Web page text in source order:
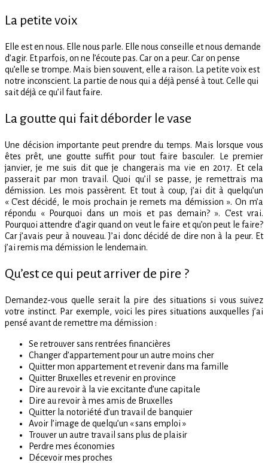
La petite voix
Elle est en nous. Elle nous parle. Elle nous conseille et nous demande
d’agir. Et parfois, on ne l’écoute pas. Car on a peur. Car on pense
qu’elle se trompe. Mais bien souvent, elle a raison. La petite voix est
notre inconscient. La partie de nous qui a déjà pensé à tout. Celle qui
sait déjà ce qu’il faut faire.
La goutte qui fait déborder le vase
Une décision importante peut prendre du temps. Mais lorsque vous
êtes prêt, une goutte suffit pour tout faire basculer. Le premier
janvier, je me suis dit que je changerais ma vie en 2017. Et cela
passerait par mon travail. Quoi qu’il se passe, je remettrais ma
démission. Les mois passèrent. Et tout à coup, j’ai dit à quelqu’un
« C’est décidé, le mois prochain je remets ma démission ». On m’a
répondu « Pourquoi dans un mois et pas demain? ». C’est vrai.
Pourquoi attendre d’agir quand on veut le faire et qu’on peut le faire?
Car j’avais peur à nouveau. J’ai donc décidé de dire non à la peur. Et
j’ai remis ma démission le lendemain.
Qu’est ce qui peut arriver de pire ?
Demandez-vous quelle serait la pire des situations si vous suivez
votre instinct. Par exemple, voici les pires situations auxquelles j’ai
pensé avant de remettre ma démission :
Se retrouver sans rentrées financières
Changer d’appartement pour un autre moins cher
Quitter mon appartement et revenir dans ma famille
Quitter Bruxelles et revenir en province
Dire au revoir à la vie excitante d’une capitale
Dire au revoir à mes amis de Bruxelles
Quitter la notoriété d’un travail de banquier
Avoir l’image de quelqu’un « sans emploi »
Trouver un autre travail sans plus de plaisir
Perdre mes économies
Décevoir mes proches